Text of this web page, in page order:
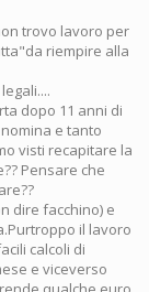
trovo lavoro per
riempire alla
dopo 11 anni di
e tanto
visti recapitare la
Pensare che
dire facchino) e
il lavoro
calcoli di
e viceverso